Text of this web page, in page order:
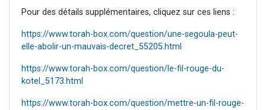
Pour des détails supplémentaires, cliquez sur ces liens :
https://www.torah-box.com/question/une-segoula-peut-
elle-abolir-un-mauvais-decret_55205.html
https://www.torah-box.com/question/le-fil-rouge-du-
kotel_5173.html
https://www.torah-box.com/question/mettre-un-fil-rouge-